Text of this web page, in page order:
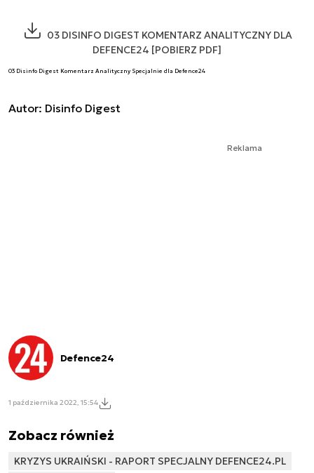
DEFENCE24 [POBIERZ PDF]
03 Disinfo Digest Komentarz Analityczny Specjalnie dla Defence24
Autor: Disinfo Digest
Reklama
Defence24
1 października 2022, 15:54
Zobacz również
KRYZYS UKRAIŃSKI - RAPORT SPECJALNY DEFENCE24.PL